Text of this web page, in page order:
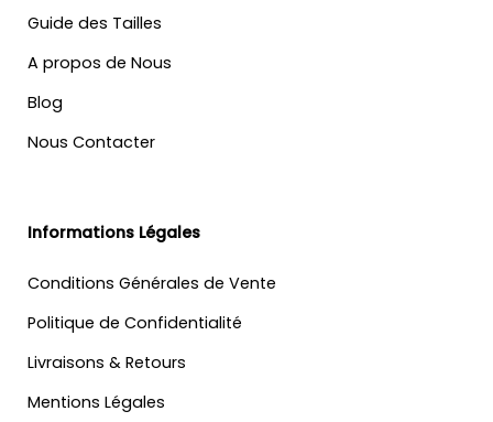
Guide des Tailles
A propos de Nous
Blog
Nous Contacter
Informations Légales
Conditions Générales de Vente
Politique de Confidentialité
Livraisons & Retours
Mentions Légales